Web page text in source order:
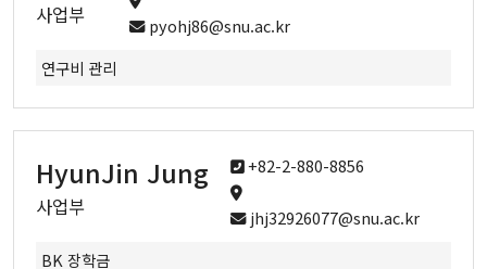
사업부
pyohj86@snu.ac.kr
연구비 관리
HyunJin Jung
사업부
+82-2-880-8856
jhj32926077@snu.ac.kr
BK 장학금